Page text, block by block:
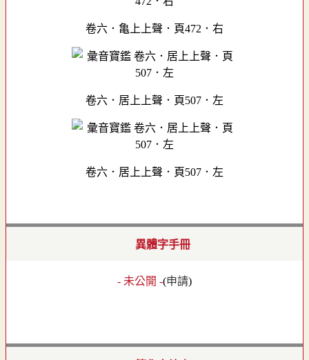
卷六．亀上上聲．頁472．右
卷六．居上上聲．頁507．左
卷六．居上上聲．頁507．左
異體字手冊
- 未公開 -(申請)